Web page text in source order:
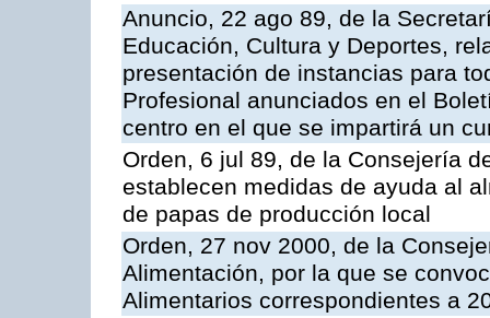
Anuncio, 22 ago 89, de la
Educación, Cultura y Deportes,
presentación de instancias para
Profesional anunciados en el
centro en el que se impartirá un
Orden, 6 jul 89, de la Consejería
establecen medidas de ayuda al
de papas de producción local
Orden, 27 nov 2000, de la
Alimentación, por la que se
Alimentarios correspondientes a